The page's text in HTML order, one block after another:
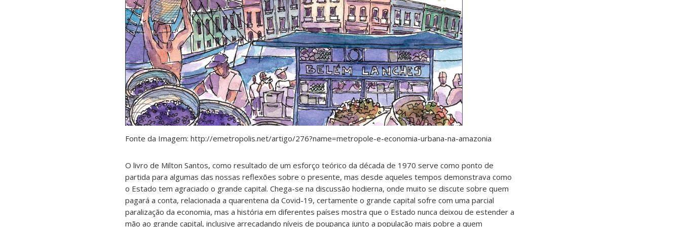
Fonte da Imagem: http://emetropolis.net/artigo/276?name=metropole-e-economia-urbana-na-amazonia
O livro de Milton Santos, como resultado de um esforço teórico da década de 1970 serve como ponto de
partida para algumas das nossas reflexões sobre o presente, mas desde aqueles tempos demonstrava como
o Estado tem agraciado o grande capital. Chega-se na discussão hodierna, onde muito se discute sobre quem
pagará a conta, relacionada a quarentena da Covid-19, certamente o grande capital sofre com uma parcial
paralização da economia, mas a história em diferentes países mostra que o Estado nunca deixou de estender a
mão ao grande capital, inclusive arrecadando níveis de poupança junto a população mais pobre a quem